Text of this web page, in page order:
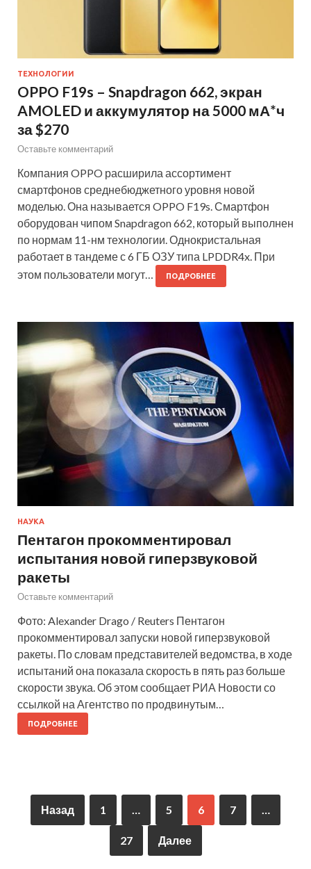
ТЕХНОЛОГИИ
OPPO F19s – Snapdragon 662, экран
AMOLED и аккумулятор на 5000 мА*ч
за $270
Оставьте комментарий
Компания OPPO расширила ассортимент
смартфонов среднебюджетного уровня новой
моделью. Она называется OPPO F19s. Смартфон
оборудован чипом Snapdragon 662, который выполнен
по нормам 11-нм технологии. Однокристальная
работает в тандеме с 6 ГБ ОЗУ типа LPDDR4x. При
этом пользователи могут…
ПОДРОБНЕЕ
НАУКА
Пентагон прокомментировал
испытания новой гиперзвуковой
ракеты
Оставьте комментарий
Фото: Alexander Drago / Reuters Пентагон
прокомментировал запуски новой гиперзвуковой
ракеты. По словам представителей ведомства, в ходе
испытаний она показала скорость в пять раз больше
скорости звука. Об этом сообщает РИА Новости со
ссылкой на Агентство по продвинутым…
ПОДРОБНЕЕ
Назад 1 … 5 6 7 …
27 Далее